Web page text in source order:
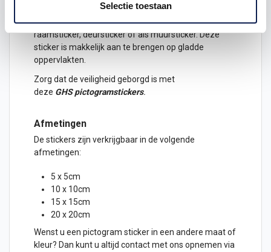
Selectie toestaan
Gezondheidsgevaarsticker .Depictogram
Oxiderendkan gebruikt worden als
raamsticker, deursticker of als muursticker. Deze
sticker is makkelijk aan te brengen op gladde
oppervlakten.
Zorg dat de veiligheid geborgd is met
deze GHS pictogramstickers.
Afmetingen
De stickers zijn verkrijgbaar in de volgende
afmetingen:
5 x 5cm
10 x 10cm
15 x 15cm
20 x 20cm
Wenst u een pictogram sticker in een andere maat of
kleur? Dan kunt u altijd contact met ons opnemen via